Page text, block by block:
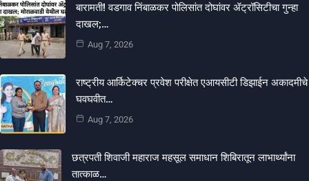
बारामती! वडगाव निंबाळकर पोलिसांत दोघांवर ॲट्रॉसिटीचा गुन्हा
दाखल;…
Aug 7, 2026
राष्ट्रीय आर्किटेक्चर प्रवेश परीक्षेत एआयसीटी डिझाईन अकादमीचे
घवघवीत…
Aug 7, 2026
छत्रपती शिवाजी महाराज महसूल समाधान शिबिरातून लाभार्थ्यांना
तात्काळ…